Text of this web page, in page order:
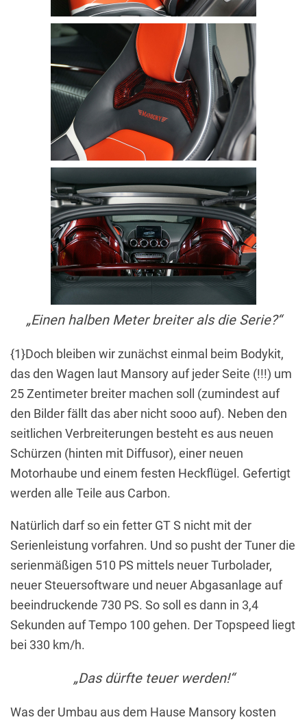
„Einen halben Meter breiter als die Serie?“
{1}Doch bleiben wir zunächst einmal beim Bodykit,
das den Wagen laut Mansory auf jeder Seite (!!!) um
25 Zentimeter breiter machen soll (zumindest auf
den Bilder fällt das aber nicht sooo auf). Neben den
seitlichen Verbreiterungen besteht es aus neuen
Schürzen (hinten mit Diffusor), einer neuen
Motorhaube und einem festen Heckflügel. Gefertigt
werden alle Teile aus Carbon.
Natürlich darf so ein fetter GT S nicht mit der
Serienleistung vorfahren. Und so pusht der Tuner die
serienmäßigen 510 PS mittels neuer Turbolader,
neuer Steuersoftware und neuer Abgasanlage auf
beeindruckende 730 PS. So soll es dann in 3,4
Sekunden auf Tempo 100 gehen. Der Topspeed liegt
bei 330 km/h.
„Das dürfte teuer werden!“
Was der Umbau aus dem Hause Mansory kosten